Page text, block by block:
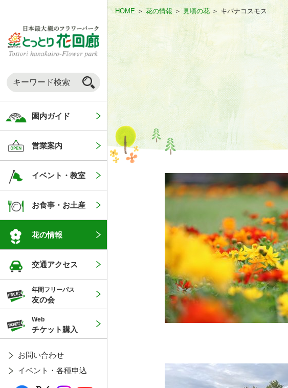
園内ガイド
営業案内
イベント・教室
お食事・お土産
花の情報
交通アクセス
年間フリーパス
友の会
Web
チケット購入
お問い合わせ
イベント・各種申込
HOME＞花の情報＞見頃の花 ＞ キバナコスモス